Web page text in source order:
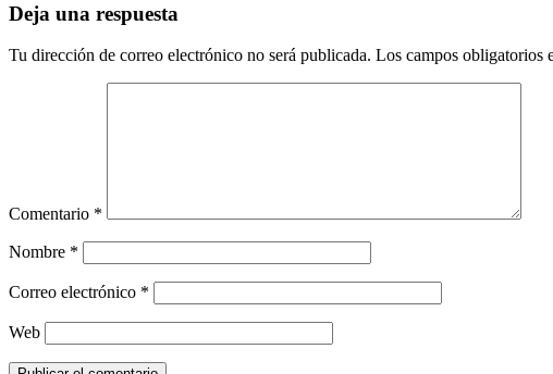
Deja una respuesta
Tu dirección de correo electrónico no será publicada. Los campos obligatorios
Comentario *
Nombre *
Correo electrónico *
Web